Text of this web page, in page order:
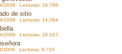
2006 Lecturas: 16.796
de sitio
2006 Lecturas: 14.284
2006 Lecturas: 10.027
2006 Lecturas: 9.715